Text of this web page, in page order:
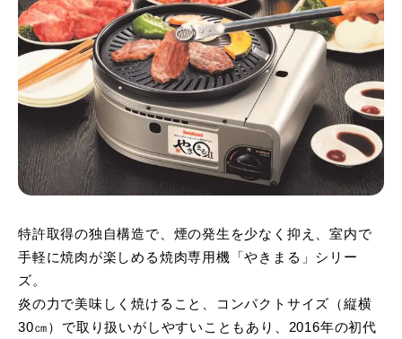
特許取得の独自構造で、煙の発生を少なく抑え、室内で
手軽に焼肉が楽しめる焼肉専用機「やきまる」シリー
ズ。
炎の力で美味しく焼けること、コンパクトサイズ（縦横
30㎝）で取り扱いがしやすいこともあり、2016年の初代